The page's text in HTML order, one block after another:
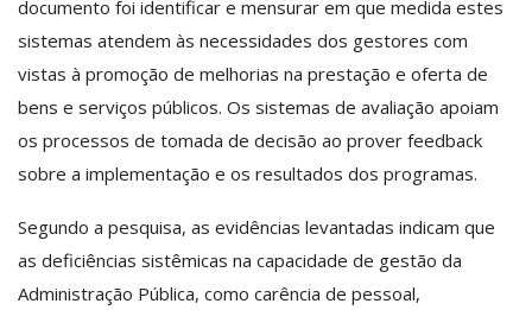
documento foi identificar e mensurar em que medida estes
sistemas atendem às necessidades dos gestores com
vistas à promoção de melhorias na prestação e oferta de
bens e serviços públicos. Os sistemas de avaliação apoiam
os processos de tomada de decisão ao prover feedback
sobre a implementação e os resultados dos programas.
Segundo a pesquisa, as evidências levantadas indicam que
as deficiências sistêmicas na capacidade de gestão da
Administração Pública, como carência de pessoal,